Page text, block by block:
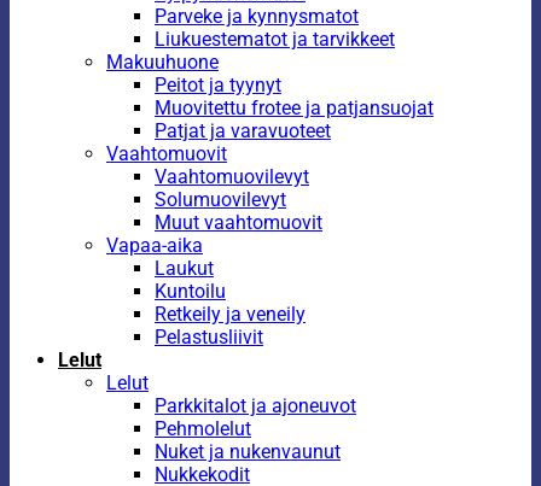
Parveke ja kynnysmatot
Liukuestematot ja tarvikkeet
Makuuhuone
Peitot ja tyynyt
Muovitettu frotee ja patjansuojat
Patjat ja varavuoteet
Vaahtomuovit
Vaahtomuovilevyt
Solumuovilevyt
Muut vaahtomuovit
Vapaa-aika
Laukut
Kuntoilu
Retkeily ja veneily
Pelastusliivit
Lelut
Lelut
Parkkitalot ja ajoneuvot
Pehmolelut
Nuket ja nukenvaunut
Nukkekodit